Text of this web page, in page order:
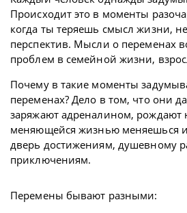
Происходит это в моменты
когда ты теряешь смысл жизни,
перспектив. Мысли о переменах
проблем в семейной жизни,
Почему в такие моменты
переменах? Дело в том, что они
заряжают адреналином, рождают
меняющейся жизнью меняешься
дверь достижениям, душевному
приключениям.
Перемены бывают разными: